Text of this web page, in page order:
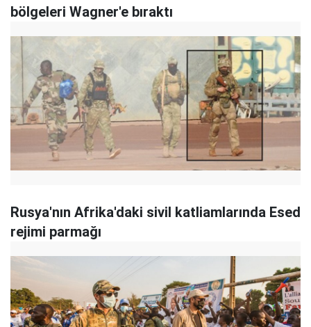
bölgeleri Wagner'e bıraktı
Rusya'nın Afrika'daki sivil katliamlarında Esed
rejimi parmağı